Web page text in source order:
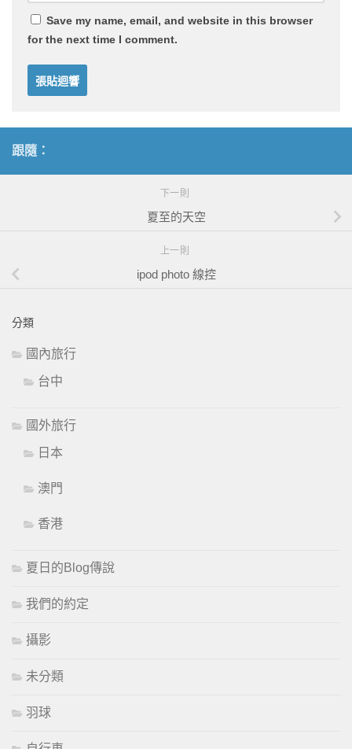
Save my name, email, and website in this browser
for the next time I comment.
跟隨：
下一則
夏至的天空
上一則
ipod photo 線控
分類
國內旅行
台中
國外旅行
日本
澳門
香港
夏日的Blog傳說
我們的約定
攝影
未分類
羽球